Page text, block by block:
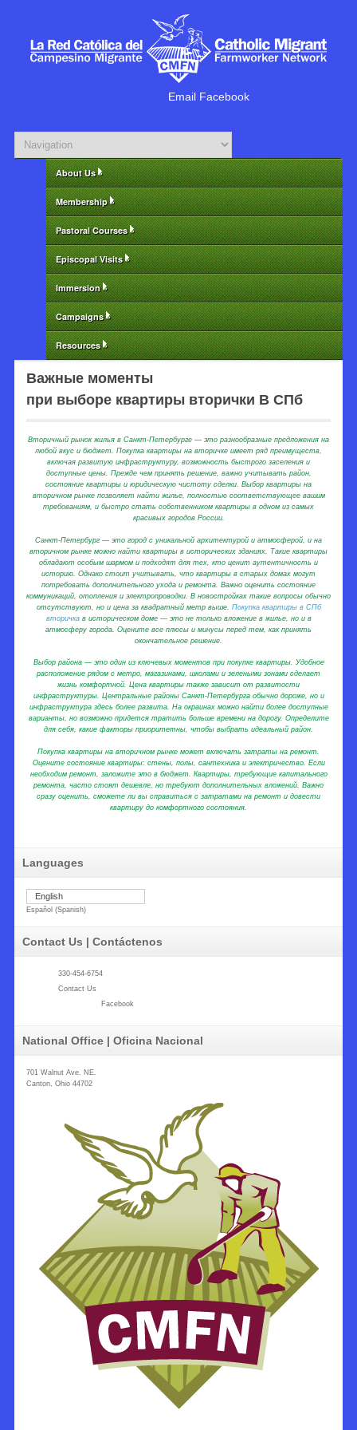
Email Facebook
About Us»
Membership»
Pastoral Courses»
Episcopal Visits»
Immersion»
Campaigns»
Resources»
Важные моменты
при выборе квартиры вторички В СПб
Вторичный рынок жилья в Санкт-Петербурге — это разнообразные предложения на
любой вкус и бюджет. Покупка квартиры на вторичке имеет ряд преимуществ,
включая развитую инфраструктуру, возможность быстрого заселения и
доступные цены. Прежде чем принять решение, важно учитывать район,
состояние квартиры и юридическую чистоту сделки. Выбор квартиры на
вторичном рынке позволяет найти жилье, полностью соответствующее вашим
требованиям, и быстро стать собственником квартиры в одном из самых
красивых городов России.
Санкт-Петербург — это город с уникальной архитектурой и атмосферой, и на
вторичном рынке можно найти квартиры в исторических зданиях. Такие квартиры
обладают особым шармом и подходят для тех, кто ценит аутентичность и
историю. Однако стоит учитывать, что квартиры в старых домах могут
потребовать дополнительного ухода и ремонта. Важно оценить состояние
коммуникаций, отопления и электропроводки. В новостройках такие вопросы обычно
отсутствуют, но и цена за квадратный метр выше. Покупка квартиры в СПб
вторичкав историческом доме — это не только вложение в жилье, но и в
атмосферу города. Оцените все плюсы и минусы перед тем, как принять
окончательное решение.
Выбор района — это один из ключевых моментов при покупке квартиры. Удобное
расположение рядом с метро, магазинами, школами и зелеными зонами сделает
жизнь комфортной. Цена квартиры также зависит от развитости
инфраструктуры. Центральные районы Санкт-Петербурга обычно дороже, но и
инфраструктура здесь более развита. На окраинах можно найти более доступные
варианты, но возможно придется тратить больше времени на дорогу. Определите
для себя, какие факторы приоритетны, чтобы выбрать идеальный район.
Покупка квартиры на вторичном рынке может включать затраты на ремонт.
Оцените состояние квартиры: стены, полы, сантехника и электричество. Если
необходим ремонт, заложите это в бюджет. Квартиры, требующие капитального
ремонта, часто стоят дешевле, но требуют дополнительных вложений. Важно
сразу оценить, сможете ли вы справиться с затратами на ремонт и довести
квартиру до комфортного состояния.
Languages
English
Español (Spanish)
Contact Us | Contáctenos
330-454-6754
Contact Us
Facebook
National Office | Oficina Nacional
701 Walnut Ave. NE.
Canton, Ohio 44702